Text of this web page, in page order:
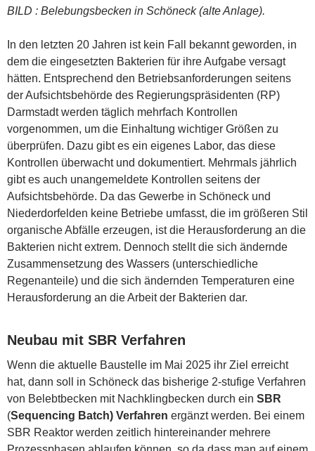
BILD : Belebungsbecken in Schöneck (alte Anlage).
In den letzten 20 Jahren ist kein Fall bekannt geworden, in
dem die eingesetzten Bakterien für ihre Aufgabe versagt
hätten. Entsprechend den Betriebsanforderungen seitens
der Aufsichtsbehörde des Regierungspräsidenten (RP)
Darmstadt werden täglich mehrfach Kontrollen
vorgenommen, um die Einhaltung wichtiger Größen zu
überprüfen. Dazu gibt es ein eigenes Labor, das diese
Kontrollen überwacht und dokumentiert. Mehrmals jährlich
gibt es auch unangemeldete Kontrollen seitens der
Aufsichtsbehörde. Da das Gewerbe in Schöneck und
Niederdorfelden keine Betriebe umfasst, die im größeren Stil
organische Abfälle erzeugen, ist die Herausforderung an die
Bakterien nicht extrem. Dennoch stellt die sich ändernde
Zusammensetzung des Wassers (unterschiedliche
Regenanteile) und die sich ändernden Temperaturen eine
Herausforderung an die Arbeit der Bakterien dar.
Neubau mit SBR Verfahren
Wenn die aktuelle Baustelle im Mai 2025 ihr Ziel erreicht
hat, dann soll in Schöneck das bisherige 2-stufige Verfahren
von Belebtbecken mit Nachklingbecken durch ein SBR
(Sequencing Batch) Verfahren ergänzt werden. Bei einem
SBR Reaktor werden zeitlich hintereinander mehrere